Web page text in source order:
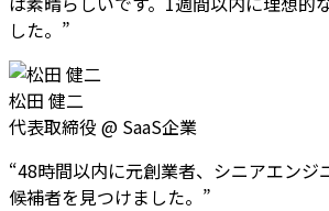
した。 ”
松田 健二
代表取締役 @ SaaS企業
“48時間以内に元創業者、シニアエンジ
候補者を見つけました。 ”